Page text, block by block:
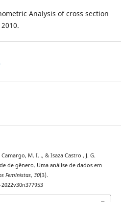
Analysis of cross section
M. I. ., & Isaza Castro , J. G.
de gênero. Uma análise de dados em
Feministas, 30(3).